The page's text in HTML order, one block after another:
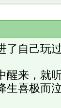
了自己玩
醒来，就
生喜极而